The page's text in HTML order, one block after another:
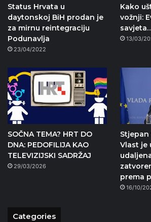
Status Hrvata u
daytonskoj BiH prodan je
za mirnu reintegraciju
Podunavlja
23/04/2022
Kako
vožnji:
13/03/
SOČNA TEMA? HRT DO
DNA: PEDOFILIJA KAO
TELEVIZIJSKI SADRŽAJ
29/03/2026
Stjepan
Vlast je
prema
16/10/
Categories